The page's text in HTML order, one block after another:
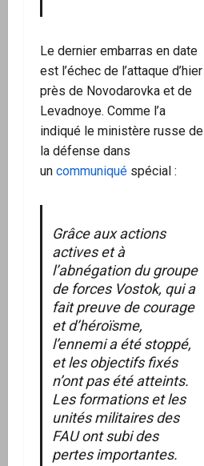
Le dernier embarras en date
est l’échec de l’attaque d’hier
près de Novodarovka et de
Levadnoye. Comme l’a
indiqué le ministère russe de
la défense dans
un communiqué spécial :
Grâce aux actions
actives et à
l’abnégation du groupe
de forces Vostok, qui a
fait preuve de courage
et d’héroïsme,
l’ennemi a été stoppé,
et les objectifs fixés
n’ont pas été atteints.
Les formations et les
unités militaires des
FAU ont subi des
pertes importantes.